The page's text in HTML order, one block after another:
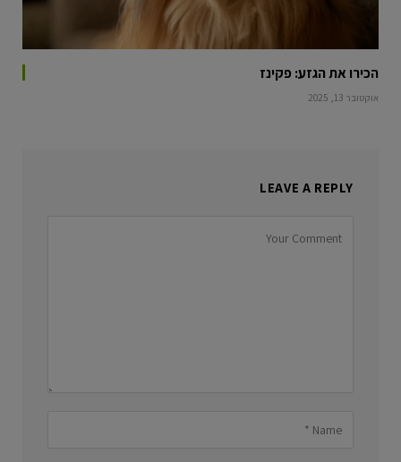
הכירו את הגזע: פקינז
אוקטובר 13, 2025
LEAVE A REPLY